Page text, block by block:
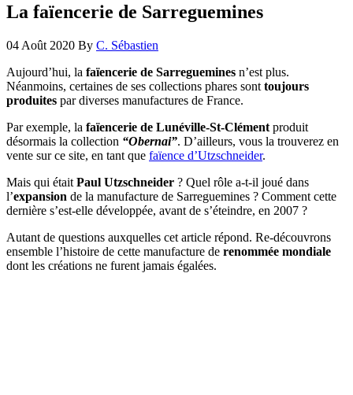
La faïencerie de Sarreguemines
04 Août 2020 By C. Sébastien
Aujourd’hui, la faïencerie de Sarreguemines n’est plus.
Néanmoins, certaines de ses collections phares sont toujours
produites par diverses manufactures de France.
Par exemple, la faïencerie de Lunéville-St-Clément produit
désormais la collection “Obernai”. D’ailleurs, vous la trouverez en
vente sur ce site, en tant que faïence d’Utzschneider.
Mais qui était Paul Utzschneider ? Quel rôle a-t-il joué dans
l’expansion de la manufacture de Sarreguemines ? Comment cette
dernière s’est-elle développée, avant de s’éteindre, en 2007 ?
Autant de questions auxquelles cet article répond. Re-découvrons
ensemble l’histoire de cette manufacture de renommée mondiale
dont les créations ne furent jamais égalées.